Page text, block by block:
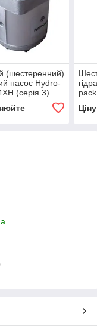
(шестеренний)
насос Hydro-
(серія 3)